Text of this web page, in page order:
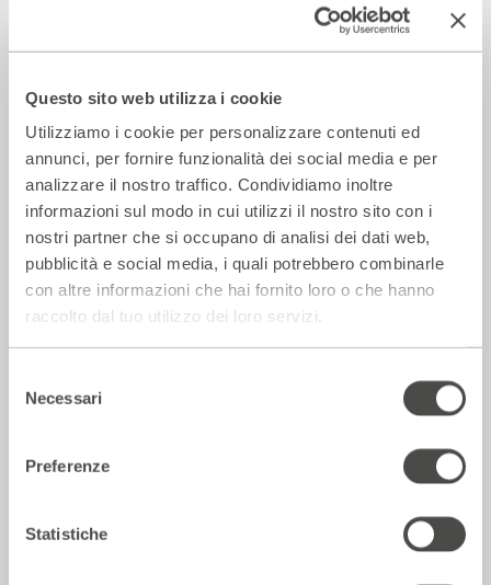
Questo sito web utilizza i cookie
Utilizziamo i cookie per personalizzare contenuti ed
annunci, per fornire funzionalità dei social media e per
analizzare il nostro traffico. Condividiamo inoltre
informazioni sul modo in cui utilizzi il nostro sito con i
nostri partner che si occupano di analisi dei dati web,
pubblicità e social media, i quali potrebbero combinarle
con altre informazioni che hai fornito loro o che hanno
raccolto dal tuo utilizzo dei loro servizi.
delNecessari
Preferenze
Statistiche
Progetto La nuova scena